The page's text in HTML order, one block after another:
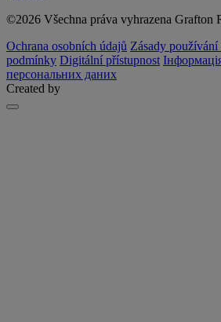
©2026 Všechna práva vyhrazena Grafton
Ochrana osobních údajů Zásady používání
podmínky Digitální přístupnost
персональних даних
Created by